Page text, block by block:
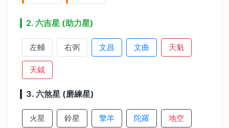
2. 六吉星 (助力星)
左輔 右弼 文昌 文曲 天魁
天鉞
3. 六煞星 (磨練星)
火星 鈴星 擎羊 陀羅 地空